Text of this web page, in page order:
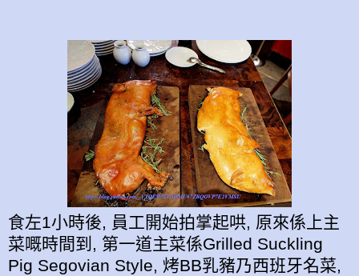
食左1小時後, 員工開始拍掌起哄, 原來係上主
菜嘅時間到, 第一道主菜係Grilled Suckling
Pig Segovian Style, 烤BB乳豬乃西班牙名菜,